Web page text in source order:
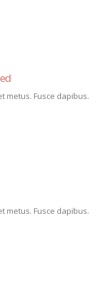
metus. Fusce dapibus.
metus. Fusce dapibus.